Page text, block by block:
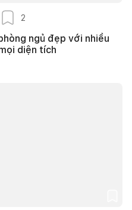
2
ngủ đẹp với nhiều
diện tích